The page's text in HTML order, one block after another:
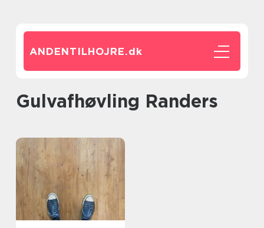
ANDENTILHOJRE.dk
Gulvafhøvling Randers